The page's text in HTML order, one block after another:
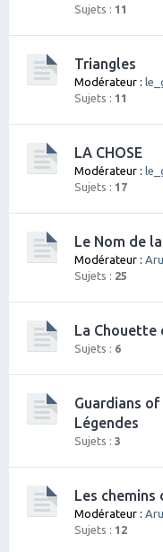
Sujets : 11
Triangles
Modérateur :
Sujets : 11
LA CHOSE
Modérateur :
Sujets : 17
Le Nom de
Modérateur :
Sujets : 25
La Chouette
Sujets : 6
Guardians
Légendes
Sujets : 3
Les chemins
Modérateur :
Sujets : 12